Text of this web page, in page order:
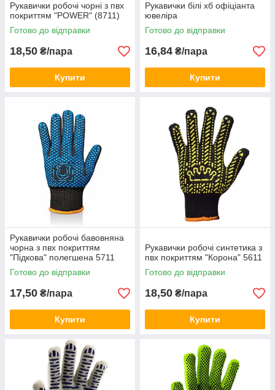
Рукавички робочі чорні з пвх
покриттям "POWER" (8711)
Готово до відправки
18,50 ₴/пара
Купити
Рукавички білі хб офіціанта
ювеліра
Готово до відправки
16,84 ₴/пара
Купити
Рукавички робочі бавовняна
чорна з пвх покриттям
"Підкова" полегшена 5711
Готово до відправки
17,50 ₴/пара
Купити
Рукавички робочі синтетика з
пвх покриттям "Корона" 5611
Готово до відправки
18,50 ₴/пара
Купити